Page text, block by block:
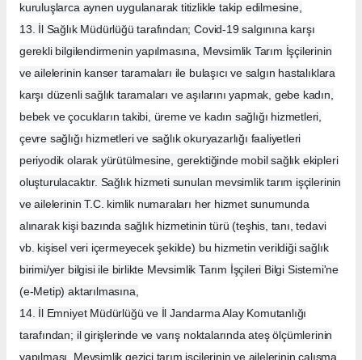
kuruluşlarca aynen uygulanarak titizlikle takip edilmesine,
13. İl Sağlık Müdürlüğü tarafından; Covid-19 salgınına karşı
gerekli bilgilendirmenin yapılmasına, Mevsimlik Tarım İşçilerinin
ve ailelerinin kanser taramaları ile bulaşıcı ve salgın hastalıklara
karşı düzenli sağlık taramaları ve aşılarını yapmak, gebe kadın,
bebek ve çocukların takibi, üreme ve kadın sağlığı hizmetleri,
çevre sağlığı hizmetleri ve sağlık okuryazarlığı faaliyetleri
periyodik olarak yürütülmesine, gerektiğinde mobil sağlık ekipleri
oluşturulacaktır. Sağlık hizmeti sunulan mevsimlik tarım işçilerinin
ve ailelerinin T.C. kimlik numaraları her hizmet sunumunda
alınarak kişi bazında sağlık hizmetinin türü (teşhis, tanı, tedavi
vb. kişisel veri içermeyecek şekilde) bu hizmetin verildiği sağlık
birimi/yer bilgisi ile birlikte Mevsimlik Tarım İşçileri Bilgi Sistemi'ne
(e-Metip) aktarılmasına,
14. İl Emniyet Müdürlüğü ve İl Jandarma Alay Komutanlığı
tarafından; il girişlerinde ve varış noktalarında ateş ölçümlerinin
yapılması, Mevsimlik gezici tarım işçilerinin ve ailelerinin çalışma